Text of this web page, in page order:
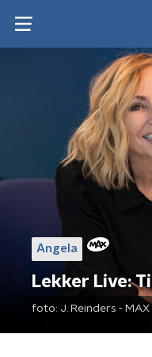
Angela
Lekker Live:
foto: J. Reinders - MAX